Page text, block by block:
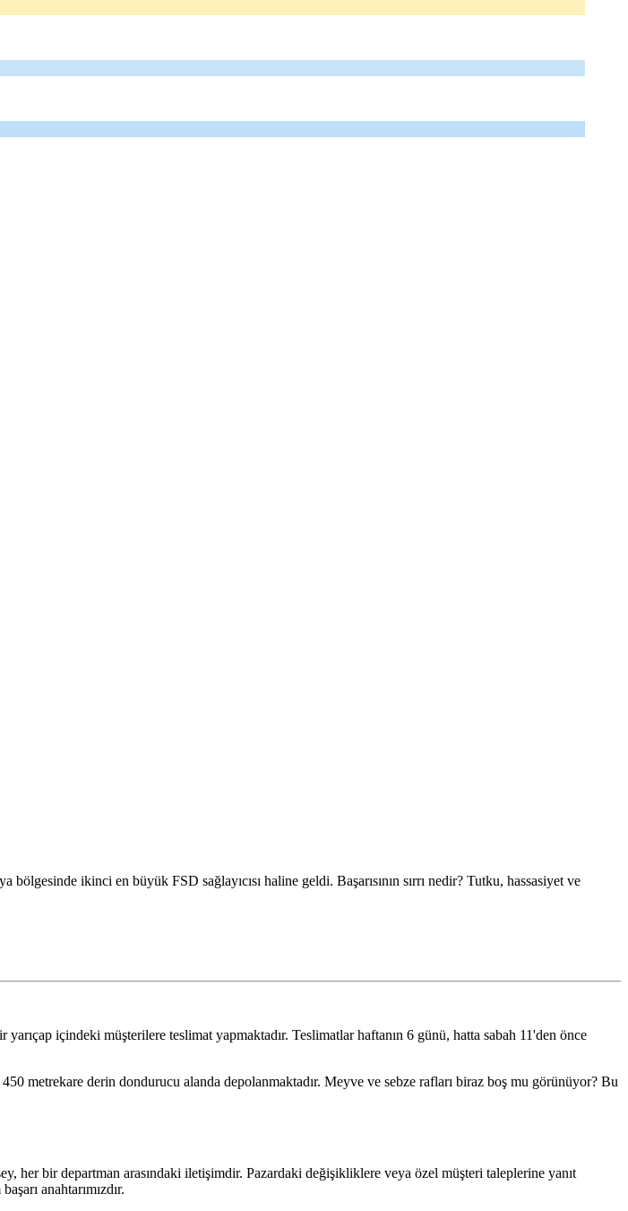
ikinci en büyük FSD sağlayıcısı haline geldi. Başarısının sırrı nedir? Tutku, hassasiyet ve
içindeki müşterilere teslimat yapmaktadır. Teslimatlar haftanın 6 günü, hatta sabah 11'den önce
metrekare derin dondurucu alanda depolanmaktadır. Meyve ve sebze rafları biraz boş mu görünüyor? Bu
her bir departman arasındaki iletişimdir. Pazardaki değişikliklere veya özel müşteri taleplerine yanıt
anahtarımızdır.